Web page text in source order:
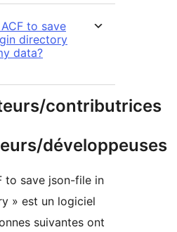
to save
directory
data?
contributrices
développeuses
to save json-file in
» est un logiciel
suivantes ont